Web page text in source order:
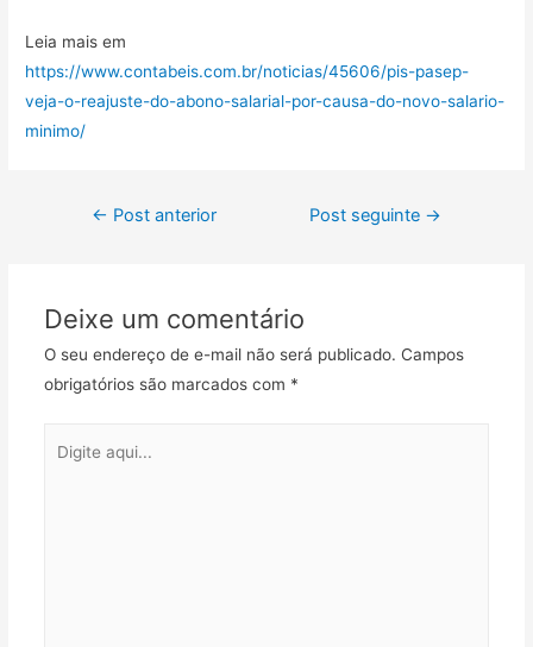
Leia mais em
https://www.contabeis.com.br/noticias/45606/pis-pasep-
veja-o-reajuste-do-abono-salarial-por-causa-do-novo-salario-
minimo/
← Post anterior Post seguinte →
Deixe um comentário
O seu endereço de e-mail não será publicado. Campos
obrigatórios são marcados com *